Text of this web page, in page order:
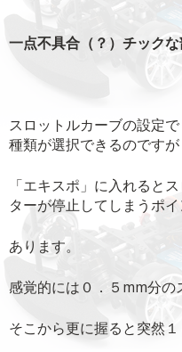
一点不具合（？）チック
スロットルカーブの設定
種類が選択できるのですが
「エキスポ」に入れると
ターが停止してしまうポ
あります。
感覚的には０．５mm分の
そこから更に握ると突然１